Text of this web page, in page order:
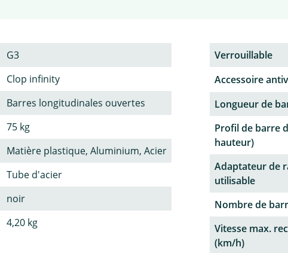
G3
Clop infinity
Barres longitudinales ouvertes
75 kg
Matière plastique, Aluminium, Acier
Tube d'acier
noir
4,20 kg
Verrouillable
Accessoire
Longueur de
Profil de barre
hauteur)
Adaptateur de
utilisable
Nombre de
Vitesse max.
(km/h)